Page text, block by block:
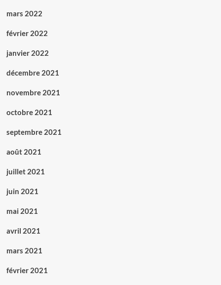
mars 2022
février 2022
janvier 2022
décembre 2021
novembre 2021
octobre 2021
septembre 2021
août 2021
juillet 2021
juin 2021
mai 2021
avril 2021
mars 2021
février 2021